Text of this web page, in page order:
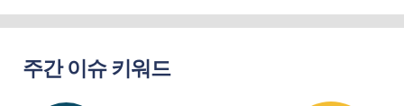
주간 이슈 키워드